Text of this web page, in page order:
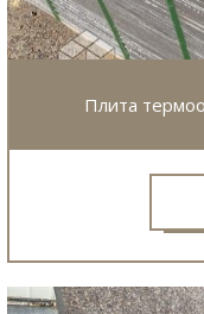
Плита